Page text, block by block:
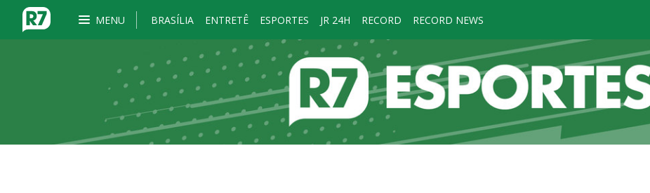
MENU BRASÍLIA ENTRETÊ ESPORTES JR 24H RECORD RECORD NEWS